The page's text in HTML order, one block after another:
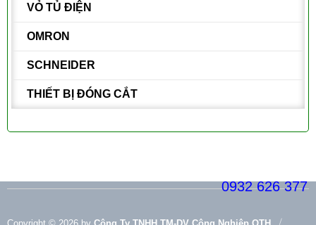
VỎ TỦ ĐIỆN
OMRON
SCHNEIDER
THIẾT BỊ ĐÓNG CẮT
0932 626 377